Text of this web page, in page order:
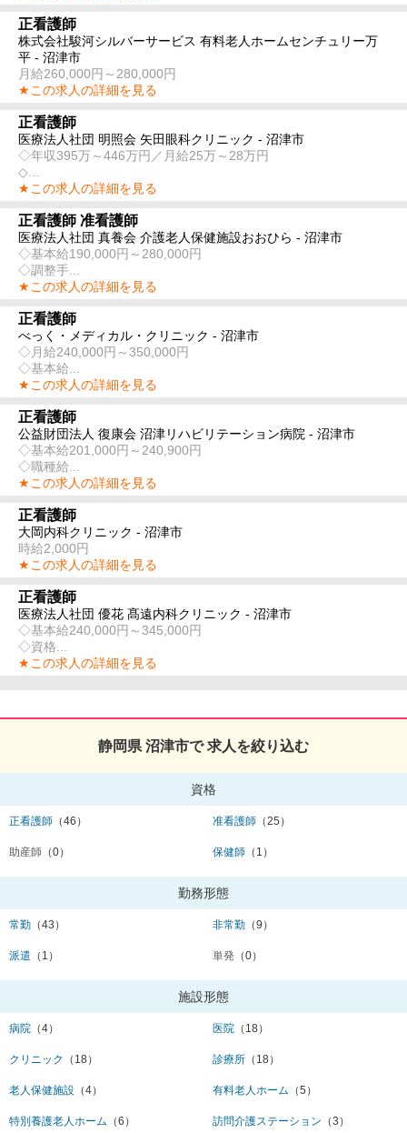
正看護師
株式会社駿河シルバーサービス 有料老人ホームセンチュリー万
平 - 沼津市
月給260,000円～280,000円
★この求人の詳細を見る
正看護師
医療法人社団 明照会 矢田眼科クリニック - 沼津市
◇年収395万～446万円／月給25万～28万円
◇...
★この求人の詳細を見る
正看護師 准看護師
医療法人社団 真養会 介護老人保健施設おおひら - 沼津市
◇基本給190,000円～280,000円
◇調整手...
★この求人の詳細を見る
正看護師
べっく・メディカル・クリニック - 沼津市
◇月給240,000円～350,000円
◇基本給...
★この求人の詳細を見る
正看護師
公益財団法人 復康会 沼津リハビリテーション病院 - 沼津市
◇基本給201,000円～240,900円
◇職種給...
★この求人の詳細を見る
正看護師
大岡内科クリニック - 沼津市
時給2,000円
★この求人の詳細を見る
正看護師
医療法人社団 優花 髙遠内科クリニック - 沼津市
◇基本給240,000円～345,000円
◇資格...
★この求人の詳細を見る
静岡県 沼津市で 求人を絞り込む
資格
正看護師 （46） 准看護師 （25）
助産師 （0） 保健師 （1）
勤務形態
常勤 （43） 非常勤 （9）
派遣 （1） 単発 （0）
施設形態
病院 （4） 医院 （18）
クリニック （18） 診療所 （18）
老人保健施設 （4） 有料老人ホーム （5）
特別養護老人ホーム （6） 訪問介護ステーション （3）